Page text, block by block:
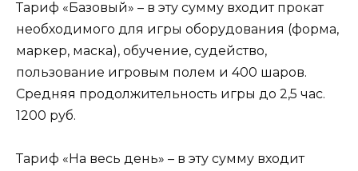
Тариф «Базовый» – в эту сумму входит прокат
необходимого для игры оборудования (форма,
маркер, маска), обучение, судейство,
пользование игровым полем и 400 шаров.
Средняя продолжительность игры до 2,5 час.
1200 руб.
Тариф «На весь день» – в эту сумму входит